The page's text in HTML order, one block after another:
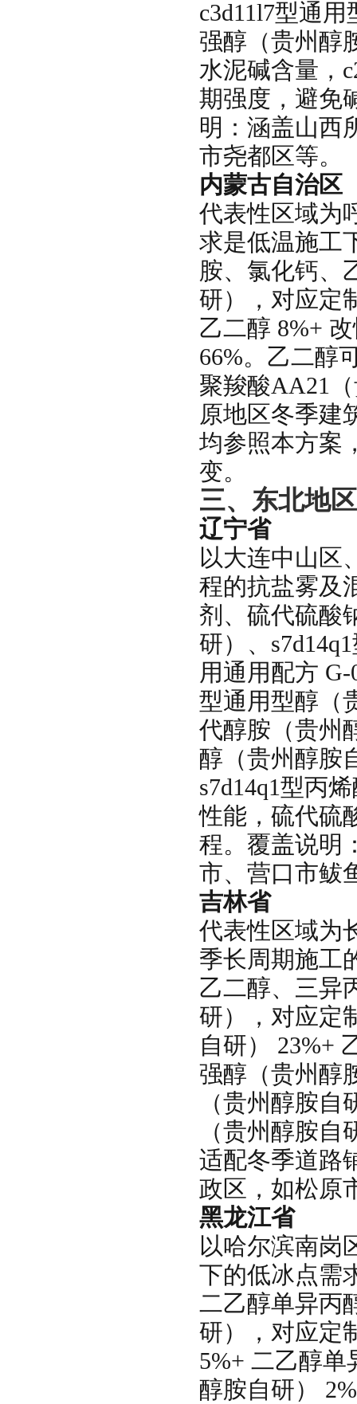
c3d11l7型通
强醇（贵州醇
水泥碱含量，
期强度，避免
明：涵盖山西
市尧都区等。
内蒙古自治区
代表性区域为
求是低温施工
胺、氯化钙、
研），对应定
乙二醇 8%+
66%。乙二醇
聚羧酸AA21
原地区冬季建
均参照本方案
变。
三、东北地
辽宁省
以大连中山区
程的抗盐雾及
剂、硫代硫酸
研）、
用通用配方 G-
型通用型醇（
代醇胺（贵州
醇（贵州醇胺
s7d14q1型丙
性能，硫代硫
程。覆盖说明
市、营口市鲅
吉林省
代表性区域为
季长周期施工
乙二醇、三异
研），对应定
自研） 23%+
强醇（贵州醇
（贵州醇胺
（贵州醇胺
适配冬季道路
政区，如松原
黑龙江省
以哈尔滨南岗
下的低冰点需
二乙醇单异丙
研），对应定
5%+ 二乙醇单
醇胺自研）